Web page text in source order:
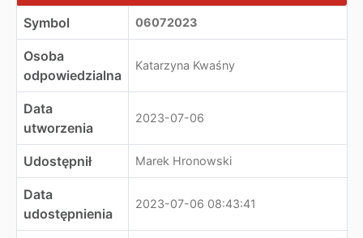
Symbol 06072023
Osoba
odpowiedzialna
Katarzyna Kwaśny
Data
utworzenia
2023-07-06
Udostępnił Marek Hronowski
Data
udostępnienia
2023-07-06 08:43:41